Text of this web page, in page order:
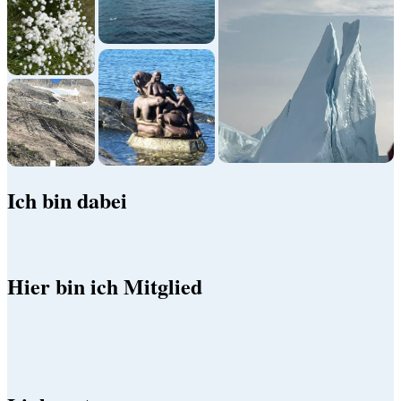
Ich bin dabei
Hier bin ich Mitglied